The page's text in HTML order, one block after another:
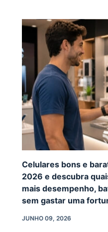
Celulares bons e
2026 e descubra
mais desempenho,
sem gastar uma
JUNHO 09, 2026